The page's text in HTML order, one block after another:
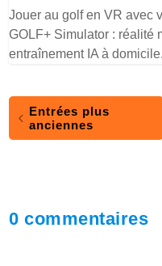
Jouer au golf en VR avec
GOLF+ Simulator : réalité
entraînement IA à domicile.
Entrées plus
anciennes
0 commentaires